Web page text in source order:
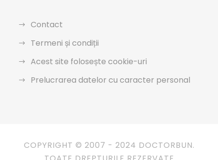
Contact
Termeni și condiții
Acest site folosește cookie-uri
Prelucrarea datelor cu caracter personal
COPYRIGHT © 2007 - 2024 DOCTORBUN.